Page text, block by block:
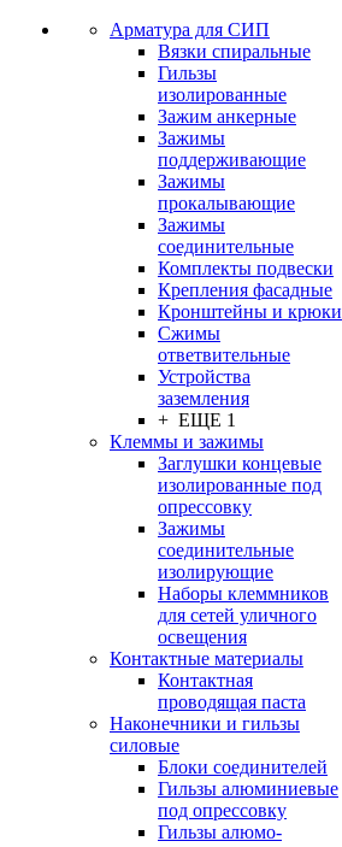
Арматура для СИП
Вязки спиральные
Гильзы
изолированные
Зажим анкерные
Зажимы
поддерживающие
Зажимы
прокалывающие
Зажимы
соединительные
Комплекты подвески
Крепления фасадные
Кронштейны и крюки
Сжимы
ответвительные
Устройства
заземления
+ ЕЩЕ 1
Клеммы и зажимы
Заглушки концевые
изолированные под
опрессовку
Зажимы
соединительные
изолирующие
Наборы клеммников
для сетей уличного
освещения
Контактные материалы
Контактная
проводящая паста
Наконечники и гильзы
силовые
Блоки соединителей
Гильзы алюминиевые
под опрессовку
Гильзы алюмо-